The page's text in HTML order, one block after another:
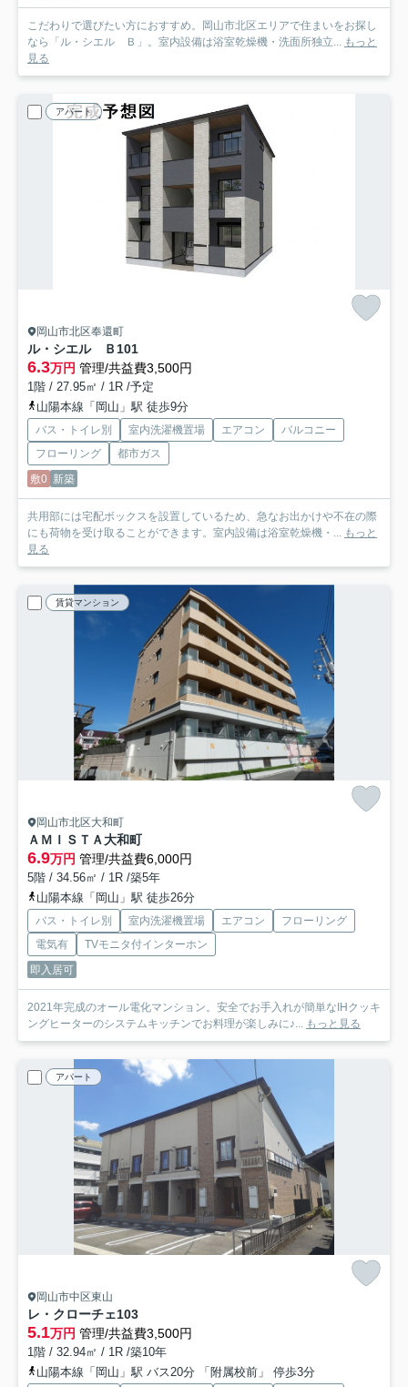
こだわりで選びたい方におすすめ。岡山市北区エリアで住まいをお探し
なら「ル・シエル Ｂ」。室内設備は浴室乾燥機・洗面所独立...
もっと
見る
アパート
岡山市北区奉還町
ル・シエル Ｂ 101
6.3万円 管理/共益費3,500円
1階 / 27.95㎡ / 1R /予定
山陽本線「岡山」駅 徒歩9分
バス・トイレ別 室内洗濯機置場 エアコン
バルコニー
フローリング
都市ガス
敷0 新築
共用部には宅配ボックスを設置しているため、急なお出かけや不在の際
にも荷物を受け取ることができます。室内設備は浴室乾燥機・...
もっと
見る
賃貸マンション
岡山市北区大和町
ＡＭＩＳＴＡ大和町
6.9万円 管理/共益費6,000円
5階 / 34.56㎡ / 1R /築5年
山陽本線「岡山」駅 徒歩26分
バス・トイレ別 室内洗濯機置場 エアコン
フローリング
電気有
TVモニタ付インターホン
即入居可
2021年完成のオール電化マンション。安全でお手入れが簡単なIHクッキ
ングヒーターのシステムキッチンでお料理が楽しみに♪...
もっと見る
アパート
岡山市中区東山
レ・クローチェ103
5.1万円 管理/共益費3,500円
1階 / 32.94㎡ / 1R /築10年
山陽本線「岡山」駅 バス20分 「附属校前」 停歩3分